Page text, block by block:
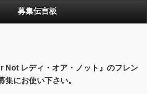
募集伝言板
Not レディ・オア・ノット』のフレン
集にお使い下さい。